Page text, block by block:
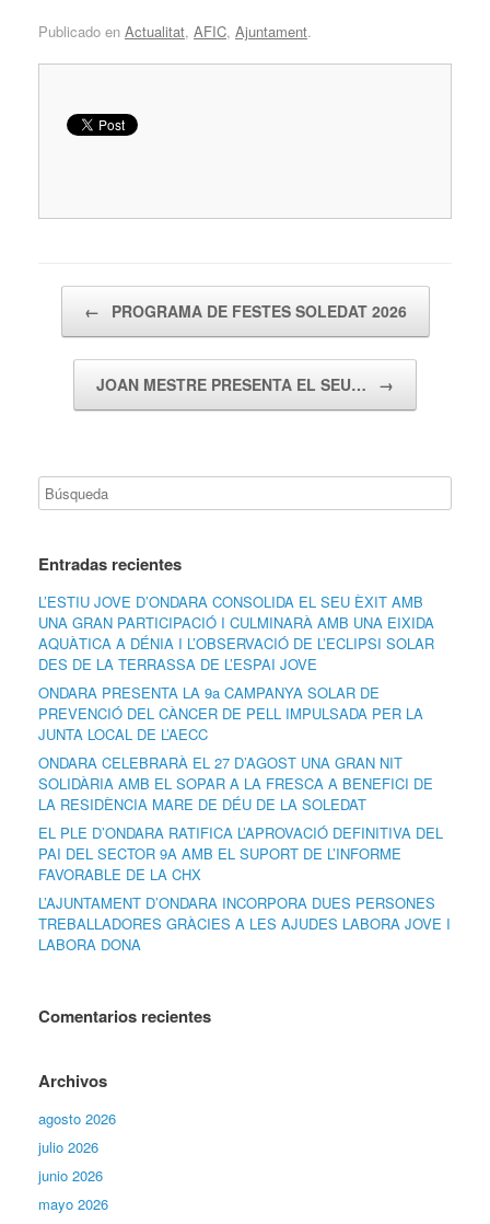
Publicado en Actualitat, AFIC, Ajuntament.
← PROGRAMA DE FESTES SOLEDAT 2026
JOAN MESTRE PRESENTA EL SEU… →
Entradas recientes
L’ESTIU JOVE D’ONDARA CONSOLIDA EL SEU ÈXIT AMB
UNA GRAN PARTICIPACIÓ I CULMINARÀ AMB UNA EIXIDA
AQUÀTICA A DÉNIA I L’OBSERVACIÓ DE L’ECLIPSI SOLAR
DES DE LA TERRASSA DE L’ESPAI JOVE
ONDARA PRESENTA LA 9a CAMPANYA SOLAR DE
PREVENCIÓ DEL CÀNCER DE PELL IMPULSADA PER LA
JUNTA LOCAL DE L’AECC
ONDARA CELEBRARÀ EL 27 D’AGOST UNA GRAN NIT
SOLIDÀRIA AMB EL SOPAR A LA FRESCA A BENEFICI DE
LA RESIDÈNCIA MARE DE DÉU DE LA SOLEDAT
EL PLE D’ONDARA RATIFICA L’APROVACIÓ DEFINITIVA DEL
PAI DEL SECTOR 9A AMB EL SUPORT DE L’INFORME
FAVORABLE DE LA CHX
L’AJUNTAMENT D’ONDARA INCORPORA DUES PERSONES
TREBALLADORES GRÀCIES A LES AJUDES LABORA JOVE I
LABORA DONA
Comentarios recientes
Archivos
agosto 2026
julio 2026
junio 2026
mayo 2026